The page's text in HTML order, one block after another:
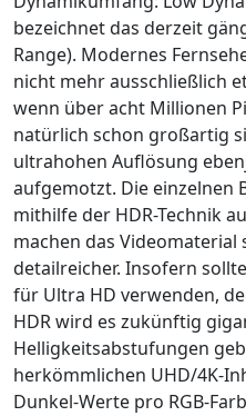
bezeichnet das derzeit
Range). Modernes
nicht mehr ausschließlich
wenn über acht Millionen
natürlich schon großartig
ultrahohen Auflösung
aufgemotzt. Die einzelnen
mithilfe der HDR-Technik
machen das
detailreicher. Insofern
für Ultra HD verwenden,
HDR wird es zukünftig
Helligkeitsabstufungen
herkömmlichen UHD/4K-
Dunkel-Werte pro RGB-